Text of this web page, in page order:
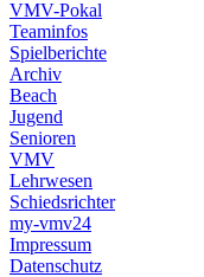
VMV-Pokal
Teaminfos
Spielberichte
Archiv
Beach
Jugend
Senioren
VMV
Lehrwesen
Schiedsrichter
my-vmv24
Impressum
Datenschutz